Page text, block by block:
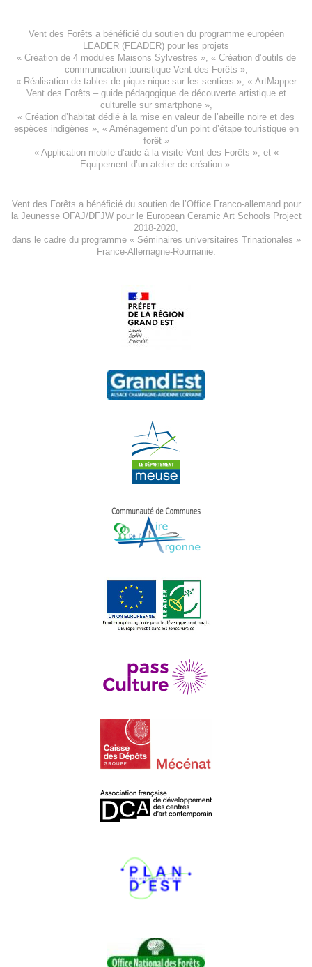
Vent des Forêts a bénéficié du soutien du programme européen
LEADER (FEADER) pour les projets
« Création de 4 modules Maisons Sylvestres », « Création d’outils de
communication touristique Vent des Forêts »,
« Réalisation de tables de pique-nique sur les sentiers », « ArtMapper
Vent des Forêts – guide pédagogique de découverte artistique et
culturelle sur smartphone »,
« Création d’habitat dédié à la mise en valeur de l’abeille noire et des
espèces indigènes », « Aménagement d’un point d’étape touristique en
forêt»
« Application mobile d’aide à la visite Vent des Forêts », et «
Equipement d’un atelier de création».
Vent des Forêts a bénéficié du soutien de l’Office Franco-allemand pour
la Jeunesse OFAJ/DFJWpour leEuropean Ceramic Art Schools Project
2018-2020
dans le cadre du programme « Séminaires universitaires Trinationales »
France-Allemagne-Roumanie.